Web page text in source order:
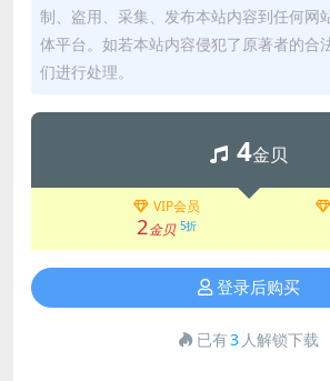
制、盗用、采集、发布本站内容到任何网
体平台。如若本站内容侵犯了原著者的合
们进行处理。
4金贝
VIP会员
2金贝 5折
登录后购买
已有3 人解锁下载